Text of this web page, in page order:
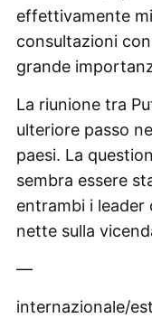
effettivamente
consultazioni
grande
La riunione tra
ulteriore passo
paesi. La
sembra essere
entrambi i leader
nette sulla
—
internazionale/